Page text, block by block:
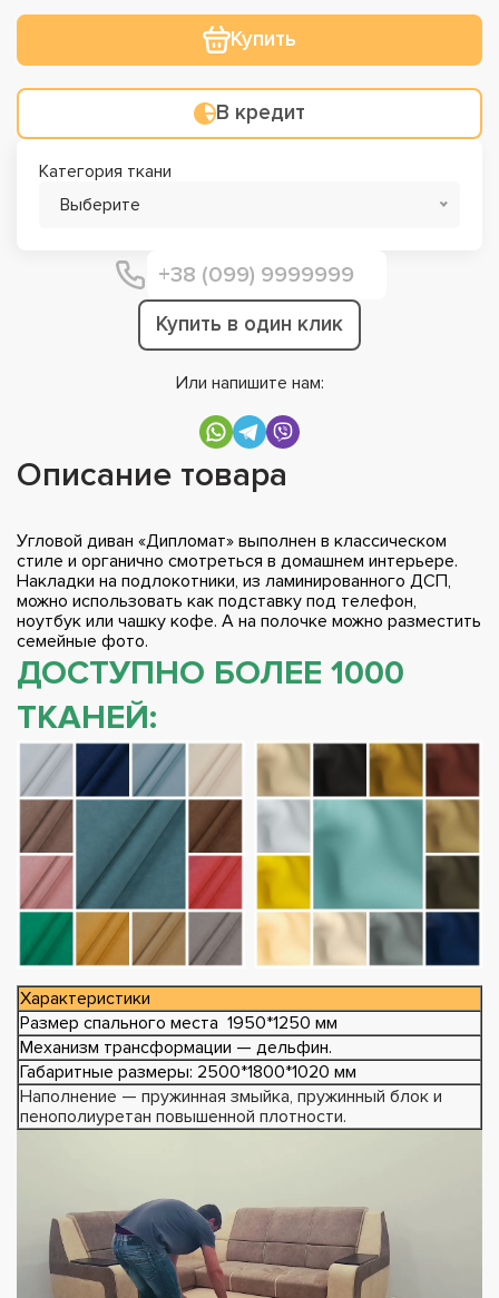
Купить
В кредит
Категория ткани
Выберите
Купить в один клик
Или напишите нам:
Описание товара
Угловой диван «Дипломат» выполнен в классическом
стиле и органично смотреться в домашнем интерьере.
Накладки на подлокотники, из ламинированного ДСП,
можно использовать как подставку под телефон,
ноутбук или чашку кофе. А на полочке можно разместить
семейные фото.
ДОСТУПНО БОЛЕЕ 1000
ТКАНЕЙ:
Характеристики
Размер спального места 1950*1250 мм
Механизм трансформации — дельфин.
Габаритные размеры: 2500*1800*1020 мм
Наполнение — пружинная змыйка, пружинный блок и
пенополиуретан повышенной плотности.